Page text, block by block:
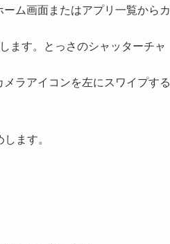
ム画面またはアプリ一覧からカ
ます。とっさのシャッターチャ
ラアイコンを左にスワイプする
ます。